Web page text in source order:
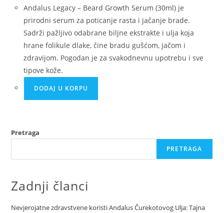
Andalus Legacy – Beard Growth Serum (30ml) je
prirodni serum za poticanje rasta i jačanje brade.
Sadrži pažljivo odabrane biljne ekstrakte i ulja koja
hrane folikule dlake, čine bradu gušćom, jačom i
zdravijom. Pogodan je za svakodnevnu upotrebu i sve
tipove kože.
DODAJ U KORPU
Pretraga
PRETRAGA
Zadnji članci
Nevjerojatne zdravstvene koristi Andalus Čurekotovog Ulja: Tajna